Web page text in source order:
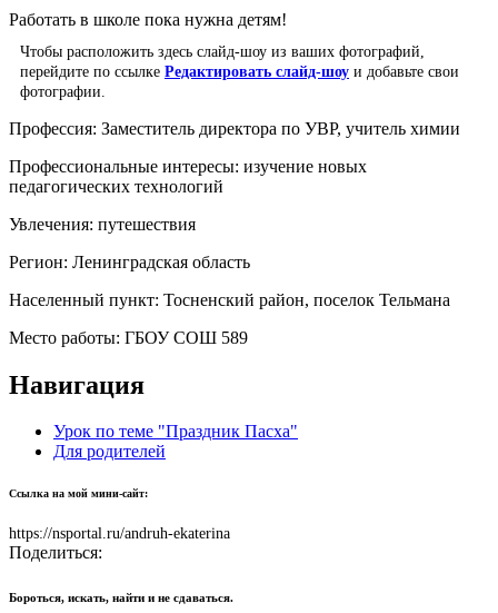
Работать в школе пока нужна детям!
Чтобы расположить здесь слайд-шоу из ваших фотографий,
перейдите по ссылке Редактировать слайд-шоу и добавьте свои
фотографии.
Профессия: Заместитель директора по УВР, учитель химии
Профессиональные интересы: изучение новых
педагогических технологий
Увлечения: путешествия
Регион: Ленинградская область
Населенный пункт: Тосненский район, поселок Тельмана
Место работы: ГБОУ СОШ 589
Навигация
Урок по теме "Праздник Пасха"
Для родителей
Ссылка на мой мини-сайт:
https://nsportal.ru/andruh-ekaterina
Поделиться:
Бороться, искать, найти и не сдаваться.